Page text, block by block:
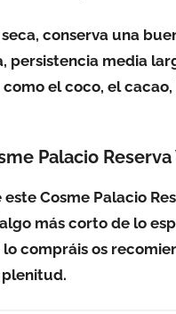
conserva una
persistencia media
el coco, el
Palacio
Cosme Palacio
más corto de lo
lo compráis os